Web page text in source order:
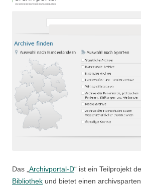
Das „Archivportal-D“ ist ein Teilprojekt
Bibliothek und bietet einen